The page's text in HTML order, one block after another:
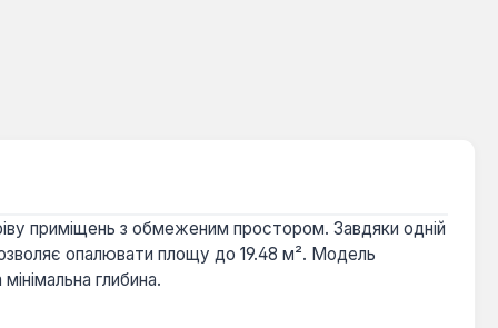
приміщень з обмеженим простором. Завдяки одній
опалювати площу до 19.48 м². Модель
глибина.